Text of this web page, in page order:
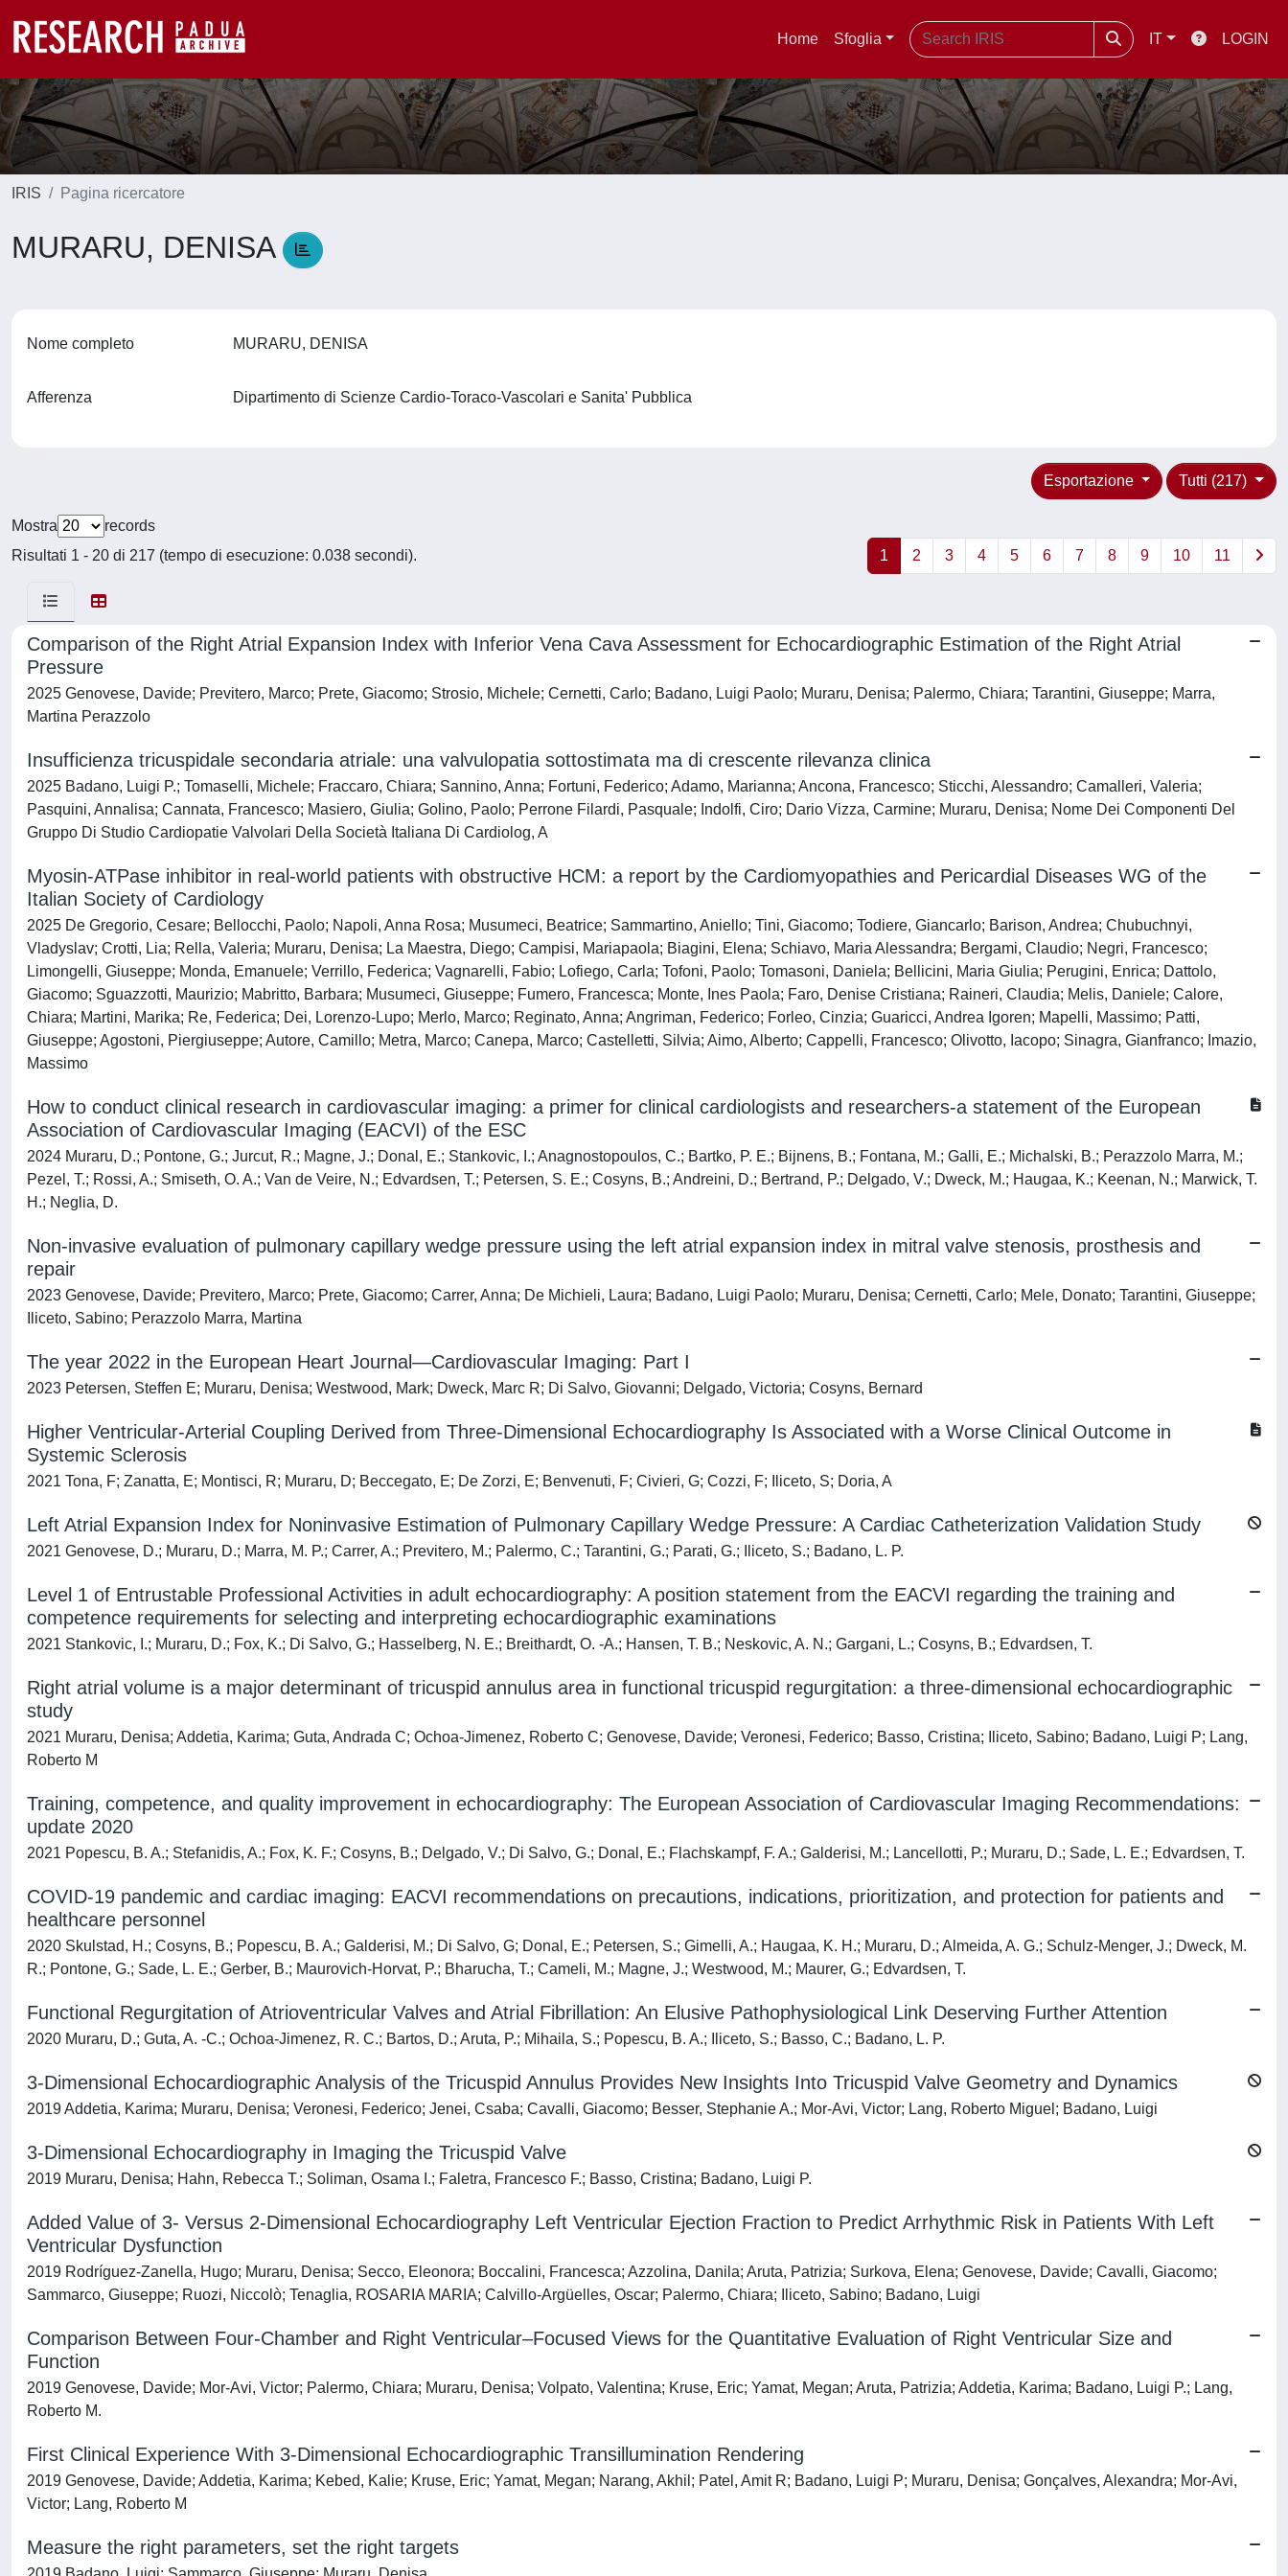
Home Sfoglia IT LOGIN
IRIS Pagina ricercatore
MURARU, DENISA
Nome completo MURARU, DENISA
Afferenza Dipartimento di Scienze Cardio-Toraco-Vascolari e Sanita' Pubblica
Tutti (217)
Esportazione
Mostra
records
Risultati 1 - 20 di 217 (tempo di esecuzione: 0.038 secondi).
1 2 3 4 5 6 7 8 9 10 11
Comparison of the Right Atrial Expansion Index with Inferior Vena Cava Assessment for Echocardiographic Estimation of the Right Atrial
Pressure
2025 Genovese, Davide; Previtero, Marco; Prete, Giacomo; Strosio, Michele; Cernetti, Carlo; Badano, Luigi Paolo; Muraru, Denisa; Palermo, Chiara; Tarantini, Giuseppe; Marra,
Martina Perazzolo
Insufficienza tricuspidale secondaria atriale: una valvulopatia sottostimata ma di crescente rilevanza clinica
2025 Badano, Luigi P.; Tomaselli, Michele; Fraccaro, Chiara; Sannino, Anna; Fortuni, Federico; Adamo, Marianna; Ancona, Francesco; Sticchi, Alessandro; Camalleri, Valeria;
Pasquini, Annalisa; Cannata, Francesco; Masiero, Giulia; Golino, Paolo; Perrone Filardi, Pasquale; Indolfi, Ciro; Dario Vizza, Carmine; Muraru, Denisa; Nome Dei Componenti Del
Gruppo Di Studio Cardiopatie Valvolari Della Società Italiana Di Cardiolog, A
Myosin-ATPase inhibitor in real-world patients with obstructive HCM: a report by the Cardiomyopathies and Pericardial Diseases WG of the
Italian Society of Cardiology
2025 De Gregorio, Cesare; Bellocchi, Paolo; Napoli, Anna Rosa; Musumeci, Beatrice; Sammartino, Aniello; Tini, Giacomo; Todiere, Giancarlo; Barison, Andrea; Chubuchnyi,
Vladyslav; Crotti, Lia; Rella, Valeria; Muraru, Denisa; La Maestra, Diego; Campisi, Mariapaola; Biagini, Elena; Schiavo, Maria Alessandra; Bergami, Claudio; Negri, Francesco;
Limongelli, Giuseppe; Monda, Emanuele; Verrillo, Federica; Vagnarelli, Fabio; Lofiego, Carla; Tofoni, Paolo; Tomasoni, Daniela; Bellicini, Maria Giulia; Perugini, Enrica; Dattolo,
Giacomo; Sguazzotti, Maurizio; Mabritto, Barbara; Musumeci, Giuseppe; Fumero, Francesca; Monte, Ines Paola; Faro, Denise Cristiana; Raineri, Claudia; Melis, Daniele; Calore,
Chiara; Martini, Marika; Re, Federica; Dei, Lorenzo-Lupo; Merlo, Marco; Reginato, Anna; Angriman, Federico; Forleo, Cinzia; Guaricci, Andrea Igoren; Mapelli, Massimo; Patti,
Giuseppe; Agostoni, Piergiuseppe; Autore, Camillo; Metra, Marco; Canepa, Marco; Castelletti, Silvia; Aimo, Alberto; Cappelli, Francesco; Olivotto, Iacopo; Sinagra, Gianfranco; Imazio,
Massimo
How to conduct clinical research in cardiovascular imaging: a primer for clinical cardiologists and researchers-a statement of the European
Association of Cardiovascular Imaging (EACVI) of the ESC
2024 Muraru, D.; Pontone, G.; Jurcut, R.; Magne, J.; Donal, E.; Stankovic, I.; Anagnostopoulos, C.; Bartko, P. E.; Bijnens, B.; Fontana, M.; Galli, E.; Michalski, B.; Perazzolo Marra, M.;
Pezel, T.; Rossi, A.; Smiseth, O. A.; Van de Veire, N.; Edvardsen, T.; Petersen, S. E.; Cosyns, B.; Andreini, D.; Bertrand, P.; Delgado, V.; Dweck, M.; Haugaa, K.; Keenan, N.; Marwick, T.
H.; Neglia, D.
Non-invasive evaluation of pulmonary capillary wedge pressure using the left atrial expansion index in mitral valve stenosis, prosthesis and
repair
2023 Genovese, Davide; Previtero, Marco; Prete, Giacomo; Carrer, Anna; De Michieli, Laura; Badano, Luigi Paolo; Muraru, Denisa; Cernetti, Carlo; Mele, Donato; Tarantini, Giuseppe;
Iliceto, Sabino; Perazzolo Marra, Martina
The year 2022 in the European Heart Journal—Cardiovascular Imaging: Part I
2023 Petersen, Steffen E; Muraru, Denisa; Westwood, Mark; Dweck, Marc R; Di Salvo, Giovanni; Delgado, Victoria; Cosyns, Bernard
Higher Ventricular-Arterial Coupling Derived from Three-Dimensional Echocardiography Is Associated with a Worse Clinical Outcome in
Systemic Sclerosis
2021 Tona, F; Zanatta, E; Montisci, R; Muraru, D; Beccegato, E; De Zorzi, E; Benvenuti, F; Civieri, G; Cozzi, F; Iliceto, S; Doria, A
Left Atrial Expansion Index for Noninvasive Estimation of Pulmonary Capillary Wedge Pressure: A Cardiac Catheterization Validation Study
2021 Genovese, D.; Muraru, D.; Marra, M. P.; Carrer, A.; Previtero, M.; Palermo, C.; Tarantini, G.; Parati, G.; Iliceto, S.; Badano, L. P.
Level 1 of Entrustable Professional Activities in adult echocardiography: A position statement from the EACVI regarding the training and
competence requirements for selecting and interpreting echocardiographic examinations
2021 Stankovic, I.; Muraru, D.; Fox, K.; Di Salvo, G.; Hasselberg, N. E.; Breithardt, O. -A.; Hansen, T. B.; Neskovic, A. N.; Gargani, L.; Cosyns, B.; Edvardsen, T.
Right atrial volume is a major determinant of tricuspid annulus area in functional tricuspid regurgitation: a three-dimensional echocardiographic
study
2021 Muraru, Denisa; Addetia, Karima; Guta, Andrada C; Ochoa-Jimenez, Roberto C; Genovese, Davide; Veronesi, Federico; Basso, Cristina; Iliceto, Sabino; Badano, Luigi P; Lang,
Roberto M
Training, competence, and quality improvement in echocardiography: The European Association of Cardiovascular Imaging Recommendations:
update 2020
2021 Popescu, B. A.; Stefanidis, A.; Fox, K. F.; Cosyns, B.; Delgado, V.; Di Salvo, G.; Donal, E.; Flachskampf, F. A.; Galderisi, M.; Lancellotti, P.; Muraru, D.; Sade, L. E.; Edvardsen, T.
COVID-19 pandemic and cardiac imaging: EACVI recommendations on precautions, indications, prioritization, and protection for patients and
healthcare personnel
2020 Skulstad, H.; Cosyns, B.; Popescu, B. A.; Galderisi, M.; Di Salvo, G; Donal, E.; Petersen, S.; Gimelli, A.; Haugaa, K. H.; Muraru, D.; Almeida, A. G.; Schulz-Menger, J.; Dweck, M.
R.; Pontone, G.; Sade, L. E.; Gerber, B.; Maurovich-Horvat, P.; Bharucha, T.; Cameli, M.; Magne, J.; Westwood, M.; Maurer, G.; Edvardsen, T.
Functional Regurgitation of Atrioventricular Valves and Atrial Fibrillation: An Elusive Pathophysiological Link Deserving Further Attention
2020 Muraru, D.; Guta, A. -C.; Ochoa-Jimenez, R. C.; Bartos, D.; Aruta, P.; Mihaila, S.; Popescu, B. A.; Iliceto, S.; Basso, C.; Badano, L. P.
3-Dimensional Echocardiographic Analysis of the Tricuspid Annulus Provides New Insights Into Tricuspid Valve Geometry and Dynamics
2019 Addetia, Karima; Muraru, Denisa; Veronesi, Federico; Jenei, Csaba; Cavalli, Giacomo; Besser, Stephanie A.; Mor-Avi, Victor; Lang, Roberto Miguel; Badano, Luigi
3-Dimensional Echocardiography in Imaging the Tricuspid Valve
2019 Muraru, Denisa; Hahn, Rebecca T.; Soliman, Osama I.; Faletra, Francesco F.; Basso, Cristina; Badano, Luigi P.
Added Value of 3- Versus 2-Dimensional Echocardiography Left Ventricular Ejection Fraction to Predict Arrhythmic Risk in Patients With Left
Ventricular Dysfunction
2019 Rodríguez-Zanella, Hugo; Muraru, Denisa; Secco, Eleonora; Boccalini, Francesca; Azzolina, Danila; Aruta, Patrizia; Surkova, Elena; Genovese, Davide; Cavalli, Giacomo;
Sammarco, Giuseppe; Ruozi, Niccolò; Tenaglia, ROSARIA MARIA; Calvillo-Argüelles, Oscar; Palermo, Chiara; Iliceto, Sabino; Badano, Luigi
Comparison Between Four-Chamber and Right Ventricular–Focused Views for the Quantitative Evaluation of Right Ventricular Size and
Function
2019 Genovese, Davide; Mor-Avi, Victor; Palermo, Chiara; Muraru, Denisa; Volpato, Valentina; Kruse, Eric; Yamat, Megan; Aruta, Patrizia; Addetia, Karima; Badano, Luigi P.; Lang,
Roberto M.
First Clinical Experience With 3-Dimensional Echocardiographic Transillumination Rendering
2019 Genovese, Davide; Addetia, Karima; Kebed, Kalie; Kruse, Eric; Yamat, Megan; Narang, Akhil; Patel, Amit R; Badano, Luigi P; Muraru, Denisa; Gonçalves, Alexandra; Mor-Avi,
Victor; Lang, Roberto M
Measure the right parameters, set the right targets